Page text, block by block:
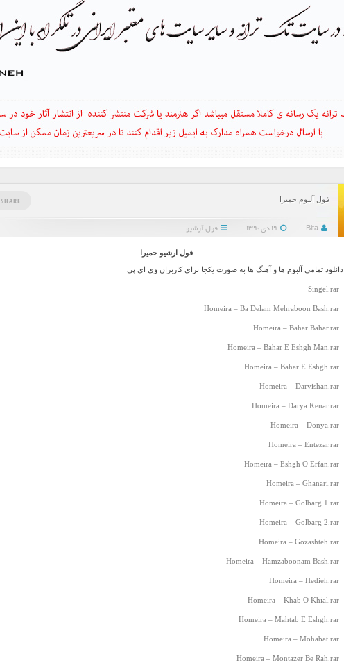
فول آلبوم حمیرا
Bita فول آرشیو
SHARE
فول ارشيو حميرا
دانلود تمامی آلبوم ها و آهنگ ها به صورت یکجا برای کاربران وی ای پی
Singel.rar
Homeira – Ba Delam Mehraboon Bash.rar
Homeira – Bahar Bahar.rar
Homeira – Bahar E Eshgh Man.rar
Homeira – Bahar E Eshgh.rar
Homeira – Darvishan.rar
Homeira – Darya Kenar.rar
Homeira – Donya.rar
Homeira – Entezar.rar
Homeira – Eshgh O Erfan.rar
Homeira – Ghanari.rar
Homeira – Golbarg 1.rar
Homeira – Golbarg 2.rar
Homeira – Gozashteh.rar
Homeira – Hamzaboonam Bash.rar
Homeira – Hedieh.rar
Homeira – Khab O Khial.rar
Homeira – Mahtab E Eshgh.rar
Homeira – Mohabat.rar
Homeira – Montazer Be Rah.rar